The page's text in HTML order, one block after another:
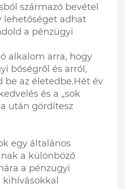
származó bevétel
lehetőséget adhat
a pénzügyi
alkalom arra, hogy
bőségről és arról,
be az életedbe.Hét év
és a „sok
után gördítesz
egy általános
a különböző
a pénzügyi